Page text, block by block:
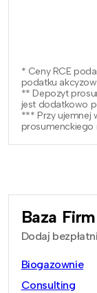
* Ceny RCE
podatku
** Depozyt
jest dodatkowo
*** Przy ujemnej
prosumenckiego
Baza Firm
Dodaj
Biogazownie
Consulting